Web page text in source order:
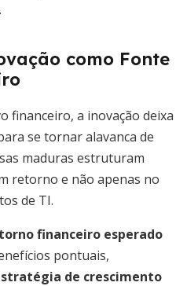
como Fonte
financeiro, a inovação deixa
se tornar alavanca de
maduras estruturam
retorno e não apenas no
de TI.
financeiro esperado
pontuais,
de crescimento